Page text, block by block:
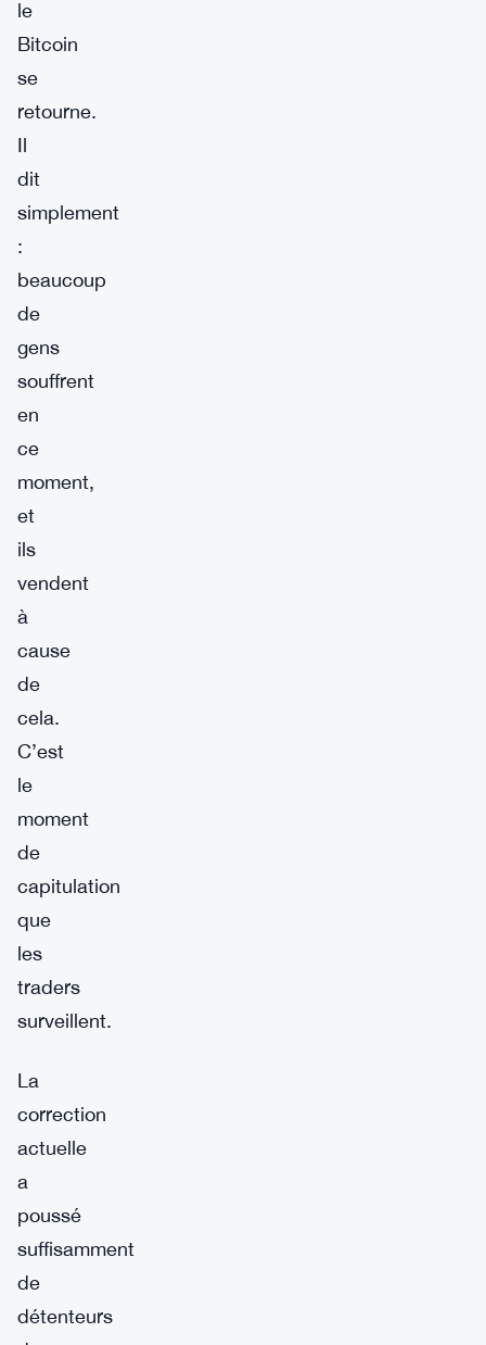
le
Bitcoin
se
retourne.
Il
dit
simplement
:
beaucoup
de
gens
souffrent
en
ce
moment,
et
ils
vendent
à
cause
de
cela.
C’est
le
moment
de
capitulation
que
les
traders
surveillent.
La
correction
actuelle
a
poussé
suffisamment
de
détenteurs